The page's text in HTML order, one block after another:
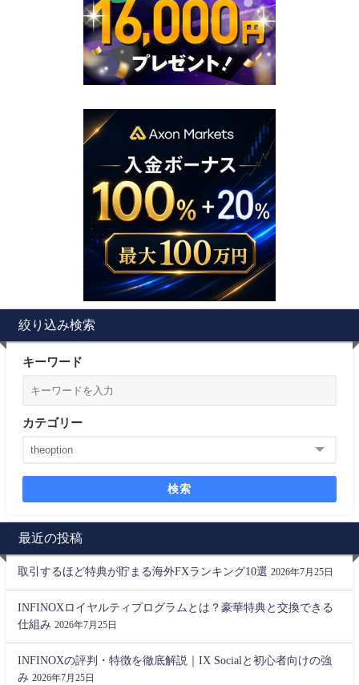
絞り込み検索
キーワード
カテゴリー
検索
最近の投稿
取引するほど特典が貯まる海外FXランキング10選 2026年7月25日
INFINOXロイヤルティプログラムとは？豪華特典と交換できる
仕組み 2026年7月25日
INFINOXの評判・特徴を徹底解説｜IX Socialと初心者向けの強
み 2026年7月25日